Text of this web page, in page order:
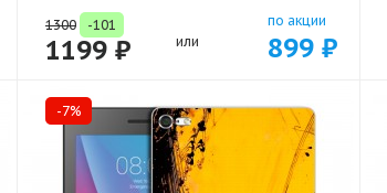
1300 -101
1199 ₽ или
по акции
899 ₽
-7%